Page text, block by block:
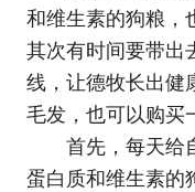
和维生素的狗粮，
其次有时间要带出
线，让德牧长出健
毛发，也可以购买
首先，每天给
蛋白质和维生素的